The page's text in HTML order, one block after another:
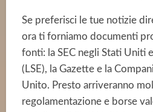
Se preferisci le tue notizie
ora ti forniamo documenti
fonti: la SEC negli Stati Uniti
(LSE), la Gazette e la
Unito. Presto arriveranno
regolamentazione e borse